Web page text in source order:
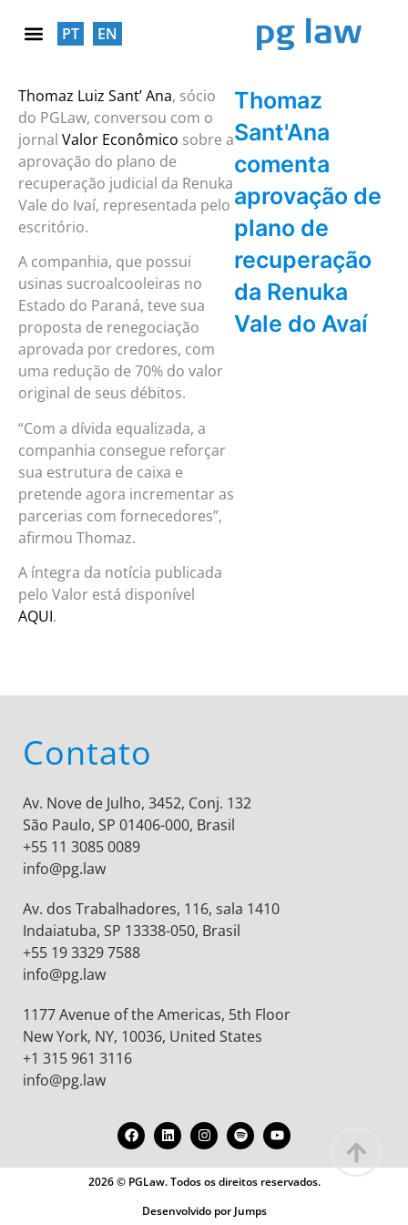
PT EN
Thomaz
Sant'Ana
comenta
aprovação de
plano de
recuperação
da Renuka
Vale do Avaí
Thomaz Luiz Sant’ Ana, sócio
do PGLaw, conversou com o
jornal Valor Econômico sobre a
aprovação do plano de
recuperação judicial da Renuka
Vale do Ivaí, representada pelo
escritório.
A companhia, que possui
usinas sucroalcooleiras no
Estado do Paraná, teve sua
proposta de renegociação
aprovada por credores, com
uma redução de 70% do valor
original de seus débitos.
“Com a dívida equalizada, a
companhia consegue reforçar
sua estrutura de caixa e
pretende agora incrementar as
parcerias com fornecedores”,
afirmou Thomaz.
A íntegra da notícia publicada
pelo Valor está disponível
AQUI.
Contato
Av. Nove de Julho, 3452, Conj. 132
São Paulo, SP 01406-000, Brasil
+55 11 3085 0089
info@pg.law
Av. dos Trabalhadores, 116, sala 1410
Indaiatuba, SP 13338-050, Brasil
+55 19 3329 7588
info@pg.law
1177 Avenue of the Americas, 5th Floor
New York, NY, 10036, United States
+1 315 961 3116
info@pg.law
2026 © PGLaw. Todos os direitos reservados.
Desenvolvido por Jumps